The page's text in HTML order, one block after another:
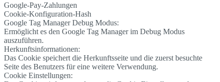
Google-Pay-Zahlungen
Cookie-Konfiguration-Hash
Google Tag Manager Debug Modus:
Ermöglicht es den Google Tag Manager im Debug Modus
auszuführen.
Herkunftsinformationen:
Das Cookie speichert die Herkunftsseite und die zuerst besuchte
Seite des Benutzers für eine weitere Verwendung.
Cookie Einstellungen: